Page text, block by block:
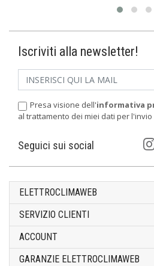
Iscriviti alla newsletter!
Presa visione dell'informativa
al trattamento dei miei dati per
Seguici sui social
ELETTROCLIMAWEB
SERVIZIO CLIENTI
ACCOUNT
GARANZIE ELETTROCLIMAWEB